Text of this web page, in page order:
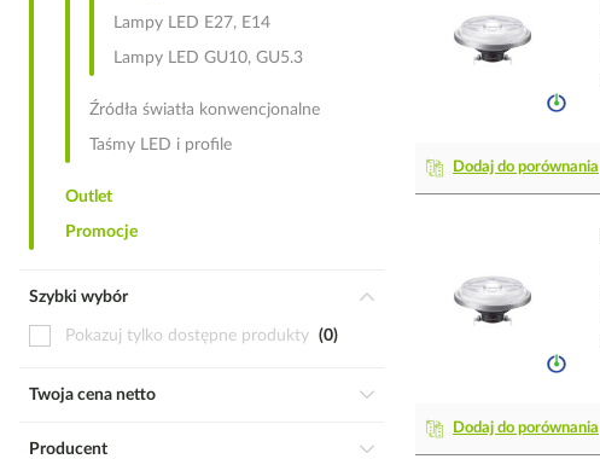
Dodaj do porównania
Dodaj do porównania
Lampy LED E27, E14
Lampy LED GU10, GU5.3
Źródła światła konwencjonalne
Taśmy LED i profile
Outlet
Promocje
Szybki wybór
Pokazuj tylko dostępne produkty 0
Twoja cena netto
Producent